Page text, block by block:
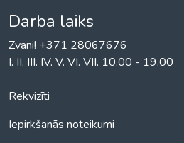
Darba laiks
Zvani! +371 28067676
I. II. III. IV. V. VI. VII. 10.00 - 19.00
Rekvizīti
Iepirkšanās noteikumi